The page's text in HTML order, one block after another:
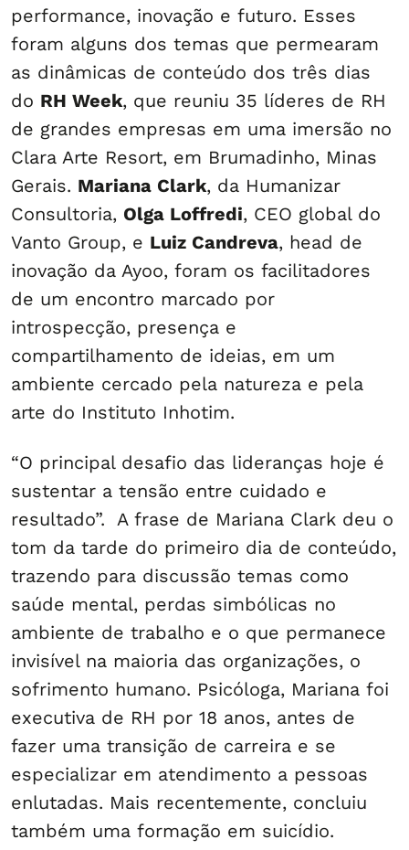
performance, inovação e futuro. Esses
foram alguns dos temas que permearam
as dinâmicas de conteúdo dos três dias
do RH Week, que reuniu 35 líderes de RH
de grandes empresas em uma imersão no
Clara Arte Resort, em Brumadinho, Minas
Gerais. Mariana Clark, da Humanizar
Consultoria, Olga Loffredi, CEO global do
Vanto Group, e Luiz Candreva, head de
inovação da Ayoo, foram os facilitadores
de um encontro marcado por
introspecção, presença e
compartilhamento de ideias, em um
ambiente cercado pela natureza e pela
arte do Instituto Inhotim.
“O principal desafio das lideranças hoje é
sustentar a tensão entre cuidado e
resultado”. A frase de Mariana Clark deu o
tom da tarde do primeiro dia de conteúdo,
trazendo para discussão temas como
saúde mental, perdas simbólicas no
ambiente de trabalho e o que permanece
invisível na maioria das organizações, o
sofrimento humano. Psicóloga, Mariana foi
executiva de RH por 18 anos, antes de
fazer uma transição de carreira e se
especializar em atendimento a pessoas
enlutadas. Mais recentemente, concluiu
também uma formação em suicídio.